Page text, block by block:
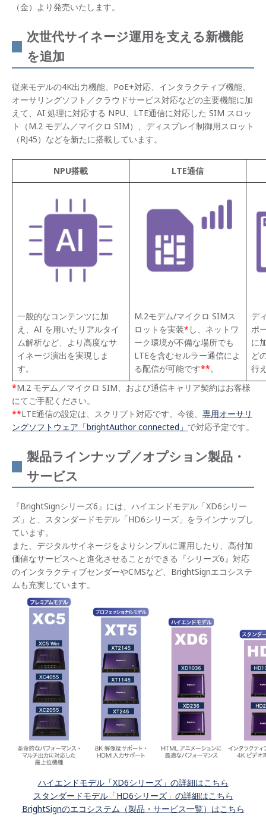
（金）より発売いたします。
次世代サイネージ運用を支える新機能
を追加
従来モデルの4K出力機能、PoE+対応、インタラクティブ機能、
オーサリングソフト／クラウドサービス対応などの主要機能に加
えて、AI 処理に対応する NPU、LTE通信に対応した SIM スロッ
ト（M.2 モデム／マイクロ SIM）、ディスプレイ制御用スロット
（RJ45）などを新たに搭載しています。
NPU搭載 LTE通信
一般的なコンテンツに加
え、AI を用いたリアルタイ
ム解析など、より高度なサ
イネージ演出を実現しま
す。
M.2モデム/マイクロ SIMス
ロットを実装* し、ネットワ
ーク環境が不備な場所でも
LTEを含むセルラー通信によ
る配信が可能です**。
デ
ポ
に
ど
行
*M.2 モデム／マイクロ SIM、および通信キャリア契約はお客様
にてご手配ください。
**LTE通信の設定は、スクリプト対応です。今後、 専用オーサリ
ングソフトウェア「brightAuthor connected」 で対応予定です。
製品ラインナップ／オプション製品・
サービス
『BrightSignシリーズ6』には、ハイエンドモデル「XD6シリー
ズ」と、スタンダードモデル「HD6シリーズ」をラインナップし
ています。
また、デジタルサイネージをよりシンプルに運用したり、高付加
価値なサービスへと進化させることができる『シリーズ6』対応
のインタラクティブセンダーやCMSなど、BrightSignエコシステ
ムも充実しています。
ハイエンドモデル「XD6シリーズ」の詳細はこちら
スタンダードモデル「HD6シリーズ」の詳細はこちら
BrightSignのエコシステム（製品・サービス一覧）はこちら